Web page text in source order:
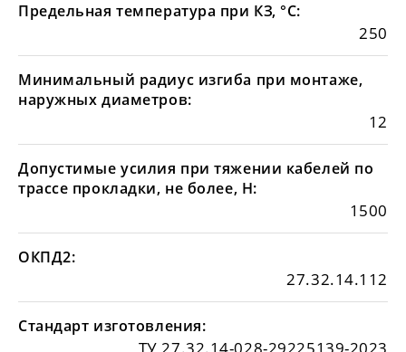
Предельная температура при КЗ, °С:
250
Минимальный радиус изгиба при монтаже,
наружных диаметров:
12
Допустимые усилия при тяжении кабелей по
трассе прокладки, не более, Н:
1500
ОКПД2:
27.32.14.112
Стандарт изготовления: